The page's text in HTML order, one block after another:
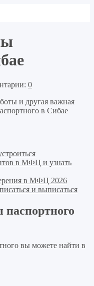
0
и другая важная
в Сибае
в МФЦ и узнать
в МФЦ 2026
и выписаться
вы можете найти в